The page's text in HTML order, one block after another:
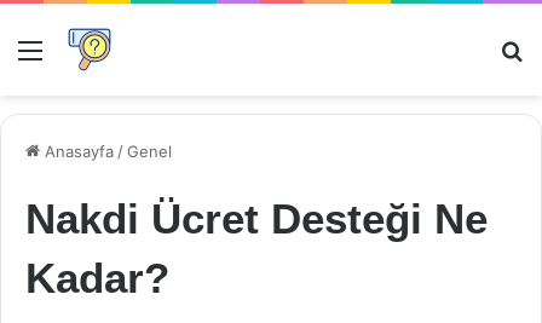
Menü
Anasayfa /Genel
Nakdi Ücret Desteği Ne
Kadar?